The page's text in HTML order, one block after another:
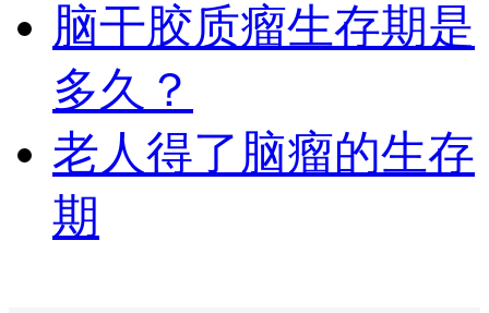
脑干胶质瘤生存期是
多久？
老人得了脑瘤的生存
期